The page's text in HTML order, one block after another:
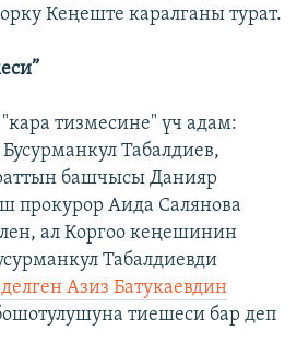
Кеңеште каралганы турат.
тизмесине" үч адам:
Табалдиев,
башчысы Данияр
прокурор Аида Салянова
ал Коргоо кеңешинин
Табалдиевди
Азиз Батукаевдин
тиешеси бар деп